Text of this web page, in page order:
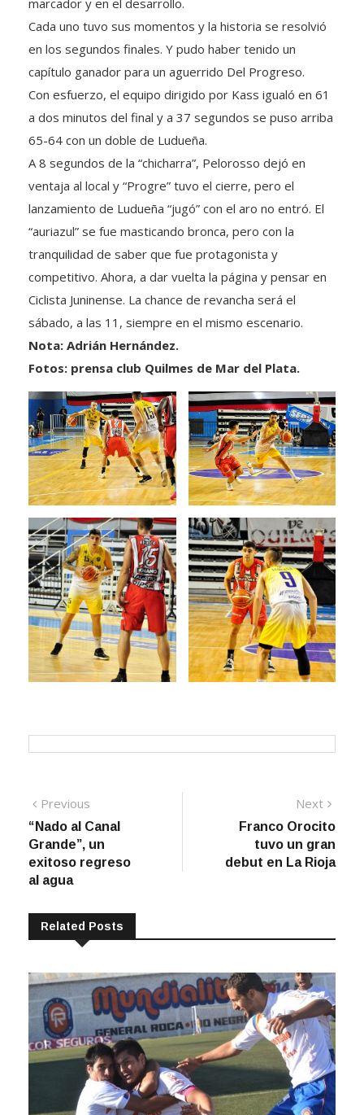
Cada uno tuvo sus momentos y la historia se resolvió
en los segundos finales. Y pudo haber tenido un
capítulo ganador para un aguerrido Del Progreso.
Con esfuerzo, el equipo dirigido por Kass igualó en 61
a dos minutos del final y a 37 segundos se puso arriba
65-64 con un doble de Ludueña.
A 8 segundos de la “chicharra”, Pelorosso dejó en
ventaja al local y “Progre” tuvo el cierre, pero el
lanzamiento de Ludueña “jugó” con el aro no entró. El
“auriazul” se fue masticando bronca, pero con la
tranquilidad de saber que fue protagonista y
competitivo. Ahora, a dar vuelta la página y pensar en
Ciclista Juninense. La chance de revancha será el
sábado, a las 11, siempre en el mismo escenario.
Nota: Adrián Hernández.
Fotos: prensa club Quilmes de Mar del Plata.
Navegación
de
entradas
Previous
post:
“Nado al Canal
Grande”, un
exitoso regreso
al agua
Next
post:
Franco Orocito
tuvo un gran
debut en La Rioja
Related Posts